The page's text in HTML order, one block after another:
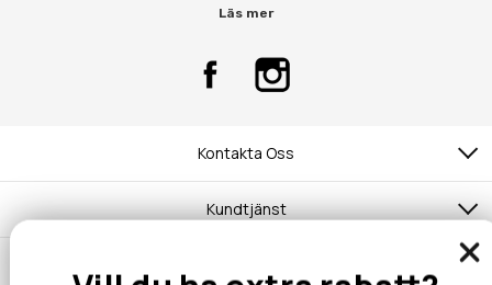
Läs mer
Kontakta Oss
Kundtjänst